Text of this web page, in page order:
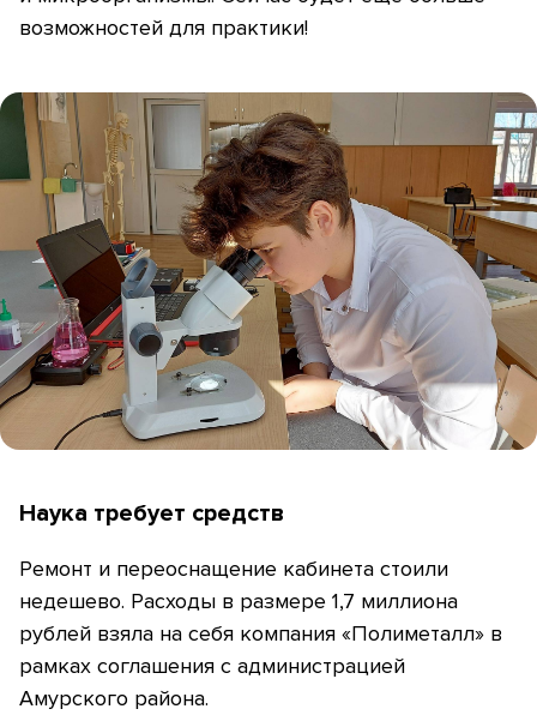
возможностей для практики!
Наука требует средств
Ремонт и переоснащение кабинета стоили
недешево. Расходы в размере 1,7 миллиона
рублей взяла на себя компания «Полиметалл» в
рамках соглашения с администрацией
Амурского района.